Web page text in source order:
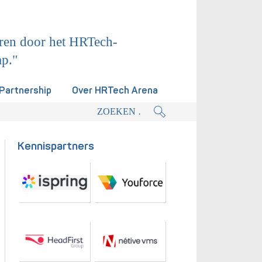
door het HRTech-
Over HRTech Arena
Kennispartners